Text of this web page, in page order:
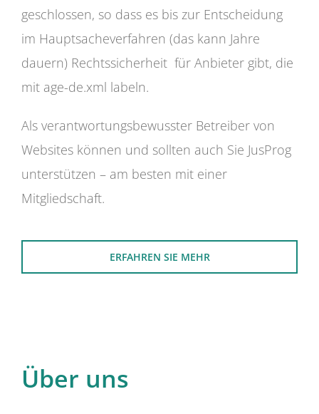
geschlossen, so dass es bis zur Entscheidung
im Hauptsacheverfahren (das kann Jahre
dauern) Rechtssicherheit für Anbieter gibt, die
mit age-de.xml labeln.
Als verantwortungsbewusster Betreiber von
Websites können und sollten auch Sie JusProg
unterstützen – am besten mit einer
Mitgliedschaft.
ERFAHREN SIE MEHR
Über uns